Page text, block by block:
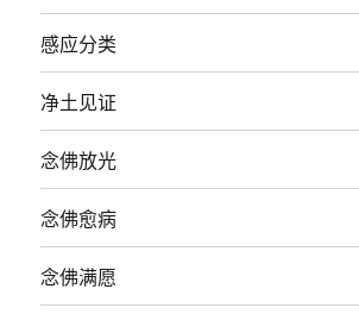
感应分类
净土见证
念佛放光
念佛愈病
念佛满愿